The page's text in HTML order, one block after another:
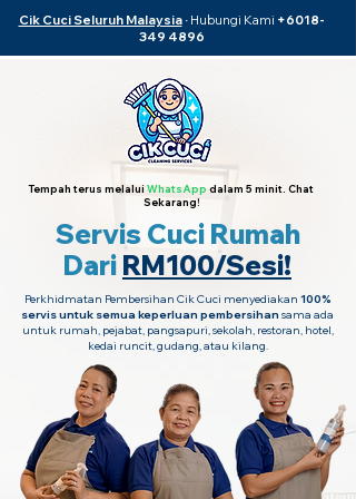
Cik Cuci Seluruh Malaysia· Hubungi Kami +6018-
349 4896
Tempah terus melalui WhatsApp dalam 5 minit. Chat
Sekarang!
Servis Cuci Rumah
Dari RM100/Sesi!
Perkhidmatan Pembersihan Cik Cuci menyediakan 100%
servis untuk semua keperluan pembersihan sama ada
untuk rumah, pejabat, pangsapuri, sekolah, restoran, hotel,
kedai runcit, gudang, atau kilang.